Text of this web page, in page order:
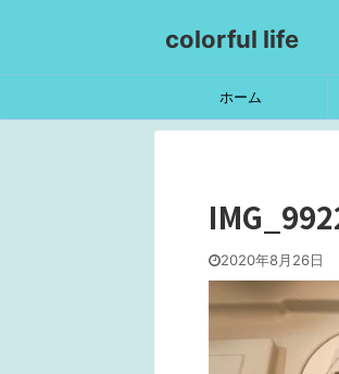
colorful life
ホーム
2020年8月26日